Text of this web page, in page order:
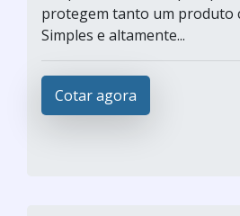
protegem tanto um produto
Simples e altamente...
Cotar agora